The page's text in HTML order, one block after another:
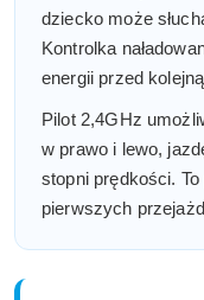
dziecko może
Kontrolka
energii przed
Pilot 2,4GHz
w prawo i lewo,
stopni prędkości.
pierwszych